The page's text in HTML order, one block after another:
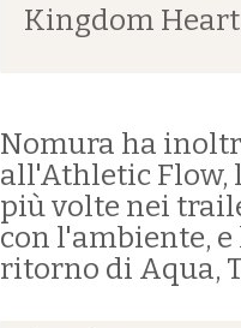
Kingdom
Nomura ha
all'Athletic Flow,
più volte nei
con l'ambiente,
ritorno di Aqua,